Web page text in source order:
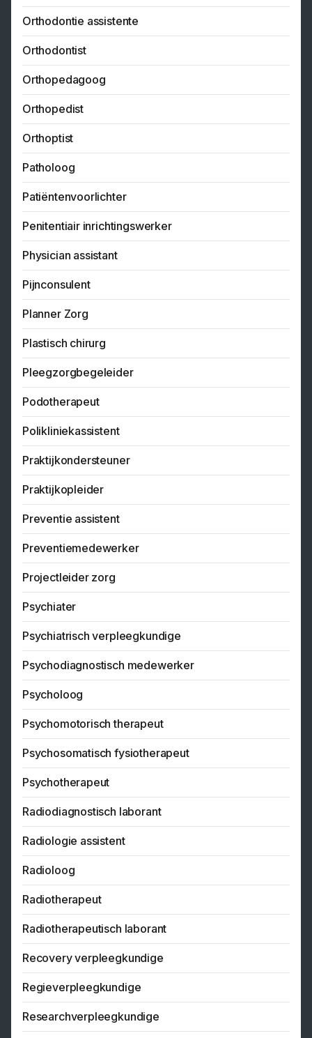
Orthodontie assistente
Orthodontist
Orthopedagoog
Orthopedist
Orthoptist
Patholoog
Patiëntenvoorlichter
Penitentiair inrichtingswerker
Physician assistant
Pijnconsulent
Planner Zorg
Plastisch chirurg
Pleegzorgbegeleider
Podotherapeut
Polikliniekassistent
Praktijkondersteuner
Praktijkopleider
Preventie assistent
Preventiemedewerker
Projectleider zorg
Psychiater
Psychiatrisch verpleegkundige
Psychodiagnostisch medewerker
Psycholoog
Psychomotorisch therapeut
Psychosomatisch fysiotherapeut
Psychotherapeut
Radiodiagnostisch laborant
Radiologie assistent
Radioloog
Radiotherapeut
Radiotherapeutisch laborant
Recovery verpleegkundige
Regieverpleegkundige
Researchverpleegkundige